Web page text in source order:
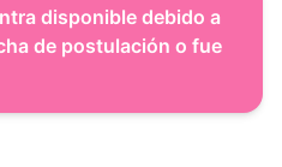
disponible debido a
de postulación o fue